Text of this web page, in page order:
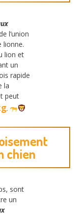
l’union
lionne.
lion et
un
rapide
la
peut
.
chien
sont
un